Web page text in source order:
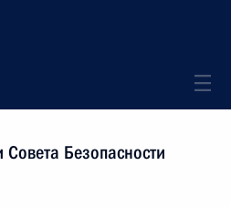
Безопасности